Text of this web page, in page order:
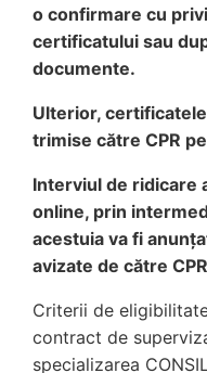
o confirmare cu
certificatului sau
documente.
Ulterior,
trimise către CPR
Interviul de ridicare
online, prin
acestuia va fi
avizate de către
Criterii de
contract de
specializarea